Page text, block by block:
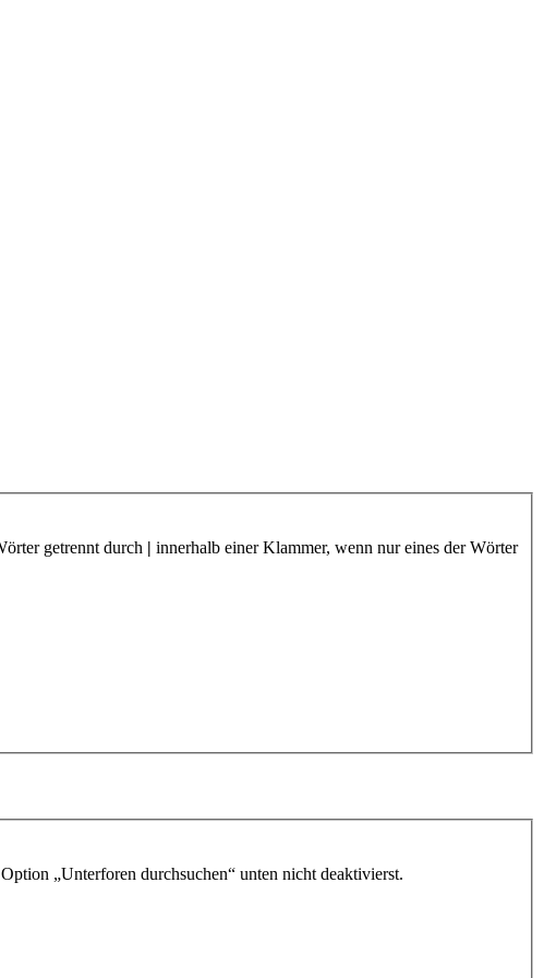
getrennt durch | innerhalb einer Klammer, wenn nur eines der Wörter
„Unterforen durchsuchen“ unten nicht deaktivierst.